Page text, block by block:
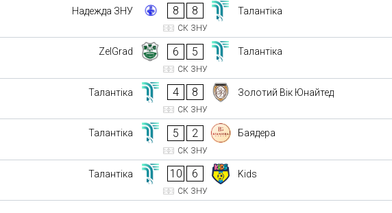
Надежда ЗНУ 8 8 Талантіка
СК ЗНУ
ZelGrad 6 5 Талантіка
СК ЗНУ
Талантіка 4 8 Золотий Вік Юнайтед
СК ЗНУ
Талантіка 5 2 Баядера
СК ЗНУ
Талантіка 10 6 Kids
СК ЗНУ